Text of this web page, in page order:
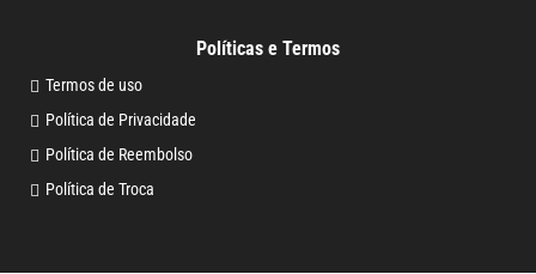
Políticas e Termos
Termos de uso
Política de Privacidade
Política de Reembolso
Política de Troca